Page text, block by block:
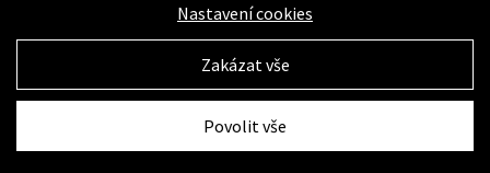
Nastavení cookies
Zakázat vše
Povolit vše